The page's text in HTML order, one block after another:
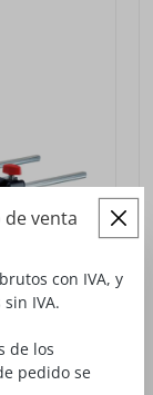
venta
con IVA, y
IVA.
de los
pedido se